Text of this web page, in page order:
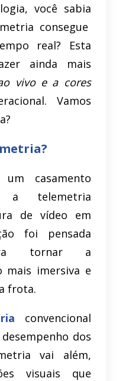
você sabia
consegue
real? Esta
ainda mais
vivo e a cores
Vamos
casamento
a telemetria
de vídeo em
foi pensada
tornar a
mais imersiva e
frota.
convencional
dos
vai além,
visuais que